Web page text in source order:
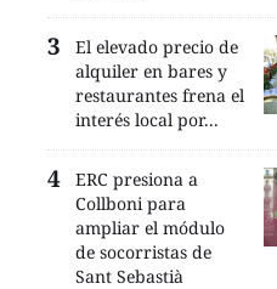
El elevado precio de
alquiler en bares y
restaurantes frena el
interés local por...
ERC presiona a
Collboni para
ampliar el módulo
de socorristas de
Sant Sebastià